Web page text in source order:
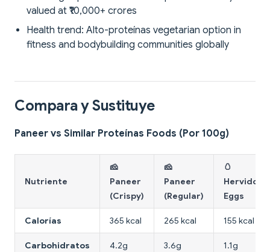
valued at ₹10,000+ crores
Health trend: Alto-proteínas vegetarian option in
fitness and bodybuilding communities globally
Compara y Sustituye
Paneer vs Similar Proteínas Foods (Por 100g)
Nutriente
🧀
Paneer
(Crispy)
🧀
Paneer
(Regular)
🥚
Hervido
Eggs
Calorías 365 kcal 265 kcal 155 kcal
Carbohidratos 4.2g 3.6g 1.1g